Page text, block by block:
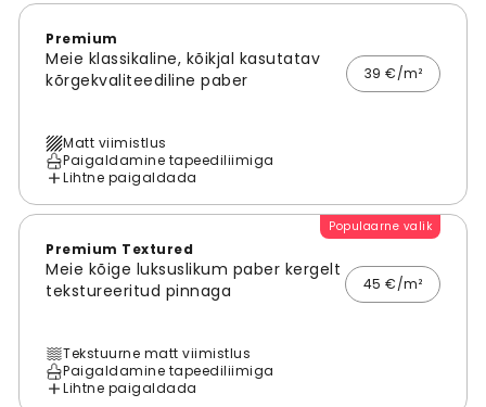
Premium
Meie klassikaline, kõikjal kasutatav
kõrgekvaliteediline paber
39 €/m²
Matt viimistlus
Paigaldamine tapeediliimiga
Lihtne paigaldada
Populaarne valik
Premium Textured
Meie kõige luksuslikum paber kergelt
tekstureeritud pinnaga
45 €/m²
Tekstuurne matt viimistlus
Paigaldamine tapeediliimiga
Lihtne paigaldada